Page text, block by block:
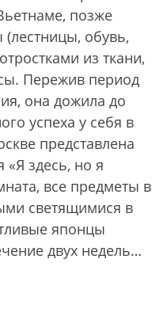
позже
(лестницы, обувь,
из ткани,
Пережив период
она дожила до
успеха у себя в
представлена
«Я здесь, но я
все предметы в
светящимися в
японцы
двух недель…